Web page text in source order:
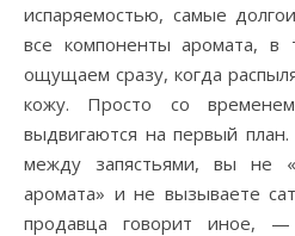
испаряемостью, самые
все компоненты аромата,
ощущаем сразу, когда
кожу. Просто со
выдвигаются на первый
между запястьями, вы не
аромата» и не вызываете
продавца говорит иное,